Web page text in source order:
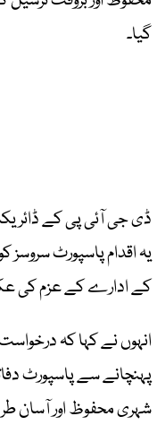
گیا۔
ڈی جی آئی پی کے
یہ اقدام پاسپورٹ سروسز
کے ادارے کے عزم کی
انہوں نے کہا کہ
پہنچانے سے پاسپورٹ
شہری محفوظ اور آسان